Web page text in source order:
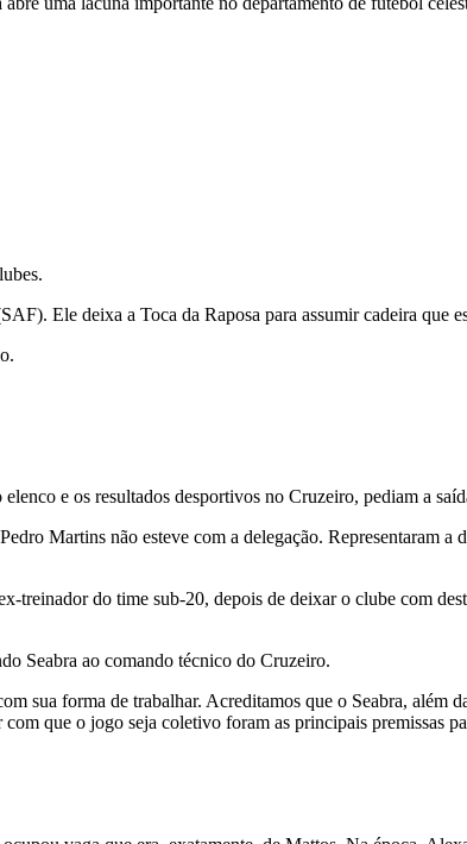
Ele deixa a Toca da Raposa para assumir cadeira que
e os resultados desportivos no Cruzeiro, pediam a
Martins não esteve com a delegação. Representaram a
treinador do time sub-20, depois de deixar o clube com
Seabra ao comando técnico do Cruzeiro.
sua forma de trabalhar. Acreditamos que o Seabra, além
que o jogo seja coletivo foram as principais premissas